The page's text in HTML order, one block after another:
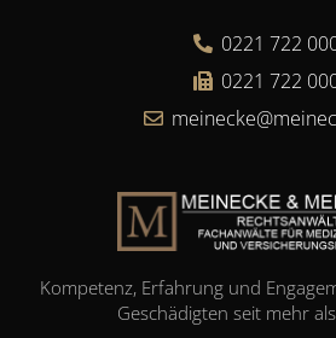
0221 722
0221 722
Kompetenz, Erfahrung und
Geschädigten seit mehr